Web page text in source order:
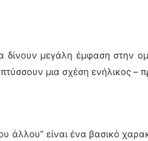
δίνουν μεγάλη έμφαση στην
μια σχέση ενήλικος –
άλλου” είναι ένα βασικό